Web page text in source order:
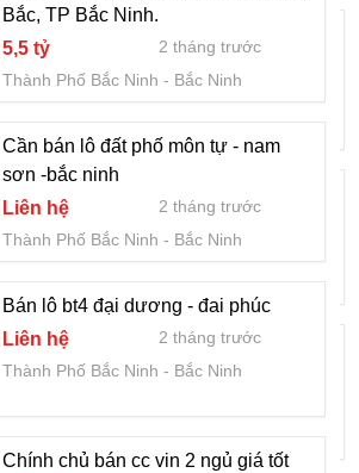
Cần bán lô đấu giá sơn nam - phường
nam sơn - bắc ninh
Liên hệ
Thành Phố Bắc Ninh
Bắc Ninh
Bán nhà 3 tầng y na - phường kinh bắc
Liên hệ
Thành Phố Bắc Ninh
Bắc Ninh
Cần bán lô áp góc khắc niệm - bắc ninh
Liên hệ
2 tháng trước
Thành Phố Bắc Ninh
Bắc Ninh
Bắc, TP Bắc Ninh.
5,5 tỷ
2 tháng trước
Thành Phố Bắc Ninh
Bắc Ninh
Cần bán lô đất phố môn tự - nam
sơn -bắc ninh
Liên hệ
2 tháng trước
Thành Phố Bắc Ninh
Bắc Ninh
Bán lô bt4 đại dương - đai phúc
Liên hệ
2 tháng trước
Thành Phố Bắc Ninh
Bắc Ninh
Chính chủ bán cc vin 2 ngủ giá tốt